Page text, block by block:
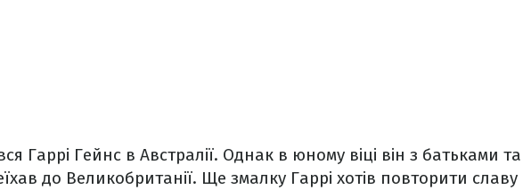
Гаррі Гейнс в Австралії. Однак в юному віці він з батьками та
до Великобританії. Ще змалку Гаррі хотів повторити славу